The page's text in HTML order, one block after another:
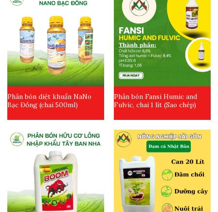
Phân bón diệt khuẩn NaNo
Bạc Đồng (chai 500ml)
Phân bón Fansi Humic and
Fulvic, chai 1 lít (Sao chép)